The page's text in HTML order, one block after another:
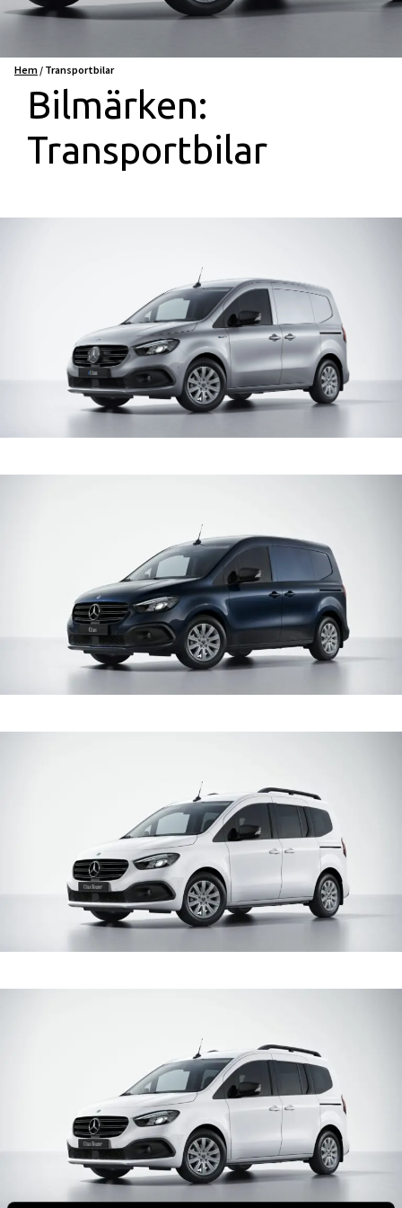
Hem / Transportbilar
Bilmärken:
Transportbilar